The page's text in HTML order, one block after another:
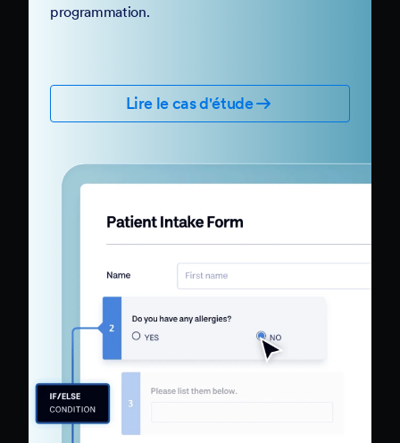
programmation.
Lire le cas d'étude